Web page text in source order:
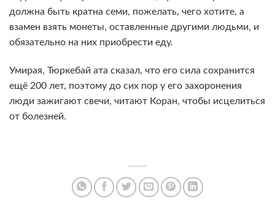
должна быть кратна семи, пожелать, чего хотите, а
взамен взять монеты, оставленные другими людьми, и
обязательно на них приобрести еду.
Умирая, Тюркебай ата сказал, что его сила сохранится
ещё 200 лет, поэтому до сих пор у его захоронения
люди зажигают свечи, читают Коран, чтобы исцелиться
от болезней.